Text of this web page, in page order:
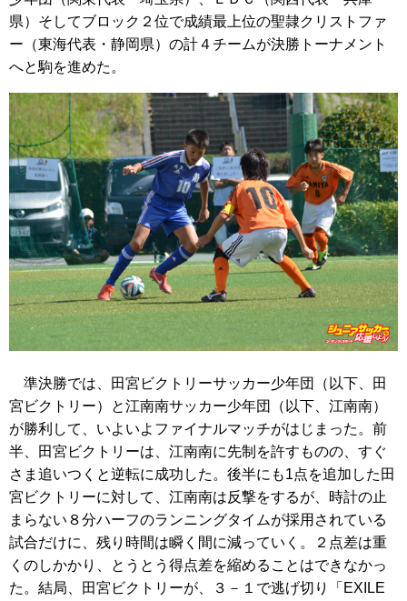
県）そしてブロック２位で成績最上位の聖隷クリストファ
ー（東海代表・静岡県）の計４チームが決勝トーナメント
へと駒を進めた。
準決勝では、田宮ビクトリーサッカー少年団（以下、田
宮ビクトリー）と江南南サッカー少年団（以下、江南南）
が勝利して、いよいよファイナルマッチがはじまった。前
半、田宮ビクトリーは、江南南に先制を許すものの、すぐ
さま追いつくと逆転に成功した。後半にも1点を追加した田
宮ビクトリーに対して、江南南は反撃をするが、時計の止
まらない８分ハーフのランニングタイムが採用されている
試合だけに、残り時間は瞬く間に減っていく。２点差は重
くのしかかり、とうとう得点差を縮めることはできなかっ
た。結局、田宮ビクトリーが、３－１で逃げ切り「EXILE